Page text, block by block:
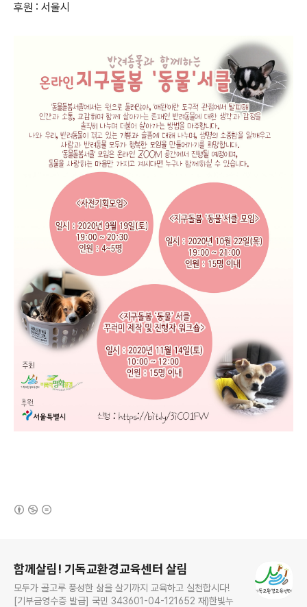
후원 : 서울시
함께살림! 기독교환경교육센터 살림
모두가 골고루 풍성한 삶을 살기까지 교육하고 실천합시다!
[기부금영수증 발급] 국민 343601-04-121652 재)한빛누